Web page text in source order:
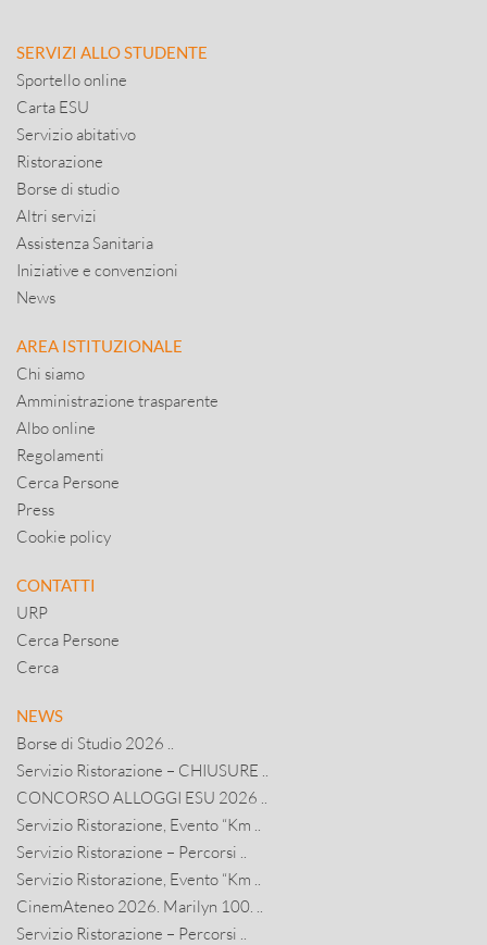
SERVIZI ALLO STUDENTE
Sportello online
Carta ESU
Servizio abitativo
Ristorazione
Borse di studio
Altri servizi
Assistenza Sanitaria
Iniziative e convenzioni
News
AREA ISTITUZIONALE
Chi siamo
Amministrazione trasparente
Albo online
Regolamenti
Cerca Persone
Press
Cookie policy
CONTATTI
URP
Cerca Persone
Cerca
NEWS
Borse di Studio 2026 ..
Servizio Ristorazione – CHIUSURE ..
CONCORSO ALLOGGI ESU 2026 ..
Servizio Ristorazione, Evento “Km ..
Servizio Ristorazione – Percorsi ..
Servizio Ristorazione, Evento “Km ..
CinemAteneo 2026. Marilyn 100. ..
Servizio Ristorazione – Percorsi ..